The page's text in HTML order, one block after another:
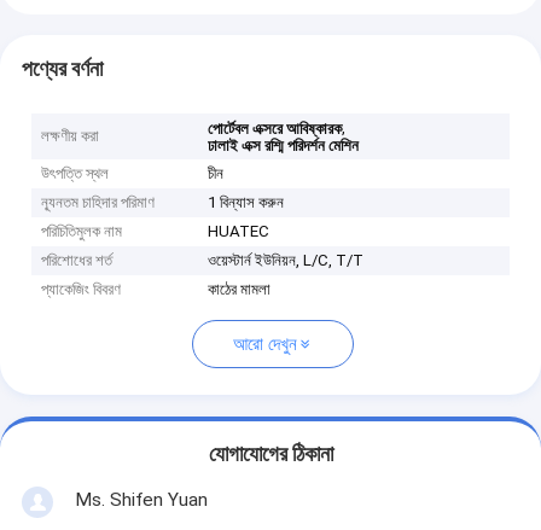
পণ্যের বর্ণনা
লক্ষণীয় করা পোর্টেবল এক্সরে আবিষ্কারক,
ঢালাই এক্স রশ্মি পরিদর্শন মেশিন
উৎপত্তি স্থল
চীন
ন্যূনতম চাহিদার পরিমাণ
1 বিন্যাস করুন
পরিচিতিমুলক নাম
HUATEC
পরিশোধের শর্ত
ওয়েস্টার্ন ইউনিয়ন, L/C, T/T
প্যাকেজিং বিবরণ
কাঠের মামলা
আরো দেখুন
যোগাযোগের ঠিকানা
Ms. Shifen Yuan